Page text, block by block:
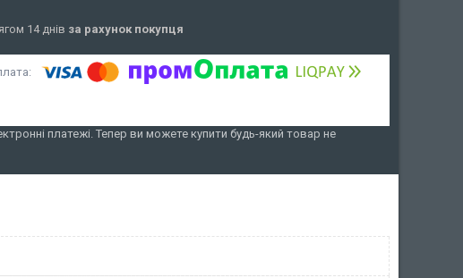
14 днів за рахунок покупця
платежі. Тепер ви можете купити будь-який товар не